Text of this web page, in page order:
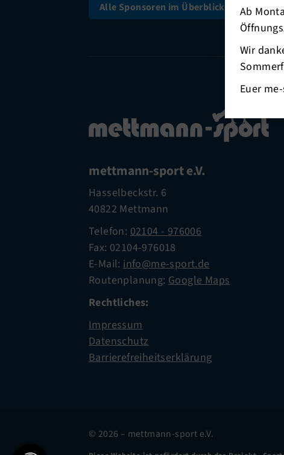
Alle Sponsoren im Überblick
mettmann-sport e.V.
Hasselbeckstr. 6
40822 Mettmann
Telefon:02104 - 976006
Fax: 02104-976018
E-Mail:info@me-sport.de
Routenplanung:Google Maps
Rechtliches:
Impressum
Datenschutz
Barrierefreiheitserklärung
© 2026 – mettmann-sport e.V.
Ab
Wir
Euer